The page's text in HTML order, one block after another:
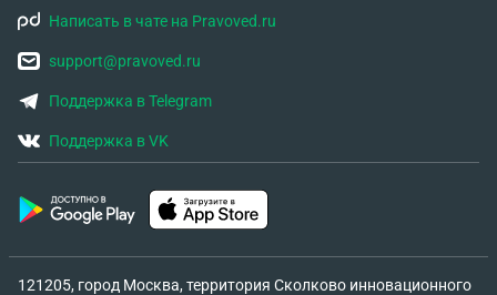
Написать в чате на Pravoved.ru
support@pravoved.ru
Поддержка в Telegram
Поддержка в VK
121205, город Москва, территория Сколково инновационного